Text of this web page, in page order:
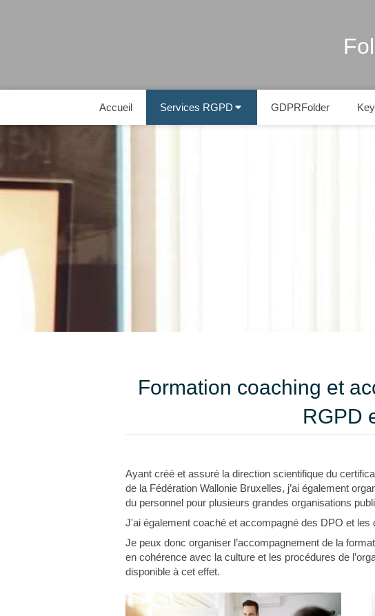
Accueil Services RGPD GDPRFolder
Formation coaching et
RGPD
Ayant créé et assuré la direction scientifique du
de la Fédération Wallonie Bruxelles, j’ai également
du personnel pour plusieurs grandes organisations
J'ai également coaché et accompagné des DPO et
Je peux donc organiser l’accompagnement de la
en cohérence avec la culture et les procédures de
disponible à cet effet.